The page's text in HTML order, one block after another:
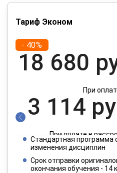
Тариф Эконом
- 40%
18 680
При
3 114
При оплате в
1 557
Стандартная программа
изменения дисциплин
Срок отправки
окончания обучения - 14